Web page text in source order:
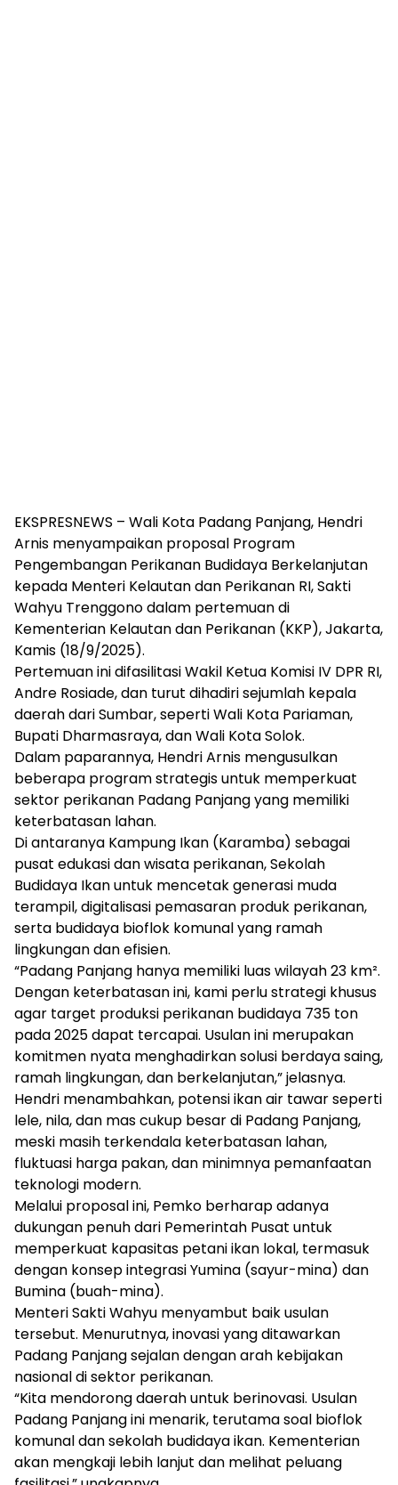
EKSPRESNEWS – Wali Kota Padang Panjang, Hendri
Arnis menyampaikan proposal Program
Pengembangan Perikanan Budidaya Berkelanjutan
kepada Menteri Kelautan dan Perikanan RI, Sakti
Wahyu Trenggono dalam pertemuan di
Kementerian Kelautan dan Perikanan (KKP), Jakarta,
Kamis (18/9/2025).
Pertemuan ini difasilitasi Wakil Ketua Komisi IV DPR RI,
Andre Rosiade, dan turut dihadiri sejumlah kepala
daerah dari Sumbar, seperti Wali Kota Pariaman,
Bupati Dharmasraya, dan Wali Kota Solok.
Dalam paparannya, Hendri Arnis mengusulkan
beberapa program strategis untuk memperkuat
sektor perikanan Padang Panjang yang memiliki
keterbatasan lahan.
Di antaranya Kampung Ikan (Karamba) sebagai
pusat edukasi dan wisata perikanan, Sekolah
Budidaya Ikan untuk mencetak generasi muda
terampil, digitalisasi pemasaran produk perikanan,
serta budidaya bioflok komunal yang ramah
lingkungan dan efisien.
“Padang Panjang hanya memiliki luas wilayah 23 km².
Dengan keterbatasan ini, kami perlu strategi khusus
agar target produksi perikanan budidaya 735 ton
pada 2025 dapat tercapai. Usulan ini merupakan
komitmen nyata menghadirkan solusi berdaya saing,
ramah lingkungan, dan berkelanjutan,” jelasnya.
Hendri menambahkan, potensi ikan air tawar seperti
lele, nila, dan mas cukup besar di Padang Panjang,
meski masih terkendala keterbatasan lahan,
fluktuasi harga pakan, dan minimnya pemanfaatan
teknologi modern.
Melalui proposal ini, Pemko berharap adanya
dukungan penuh dari Pemerintah Pusat untuk
memperkuat kapasitas petani ikan lokal, termasuk
dengan konsep integrasi Yumina (sayur-mina) dan
Bumina (buah-mina).
Menteri Sakti Wahyu menyambut baik usulan
tersebut. Menurutnya, inovasi yang ditawarkan
Padang Panjang sejalan dengan arah kebijakan
nasional di sektor perikanan.
“Kita mendorong daerah untuk berinovasi. Usulan
Padang Panjang ini menarik, terutama soal bioflok
komunal dan sekolah budidaya ikan. Kementerian
akan mengkaji lebih lanjut dan melihat peluang